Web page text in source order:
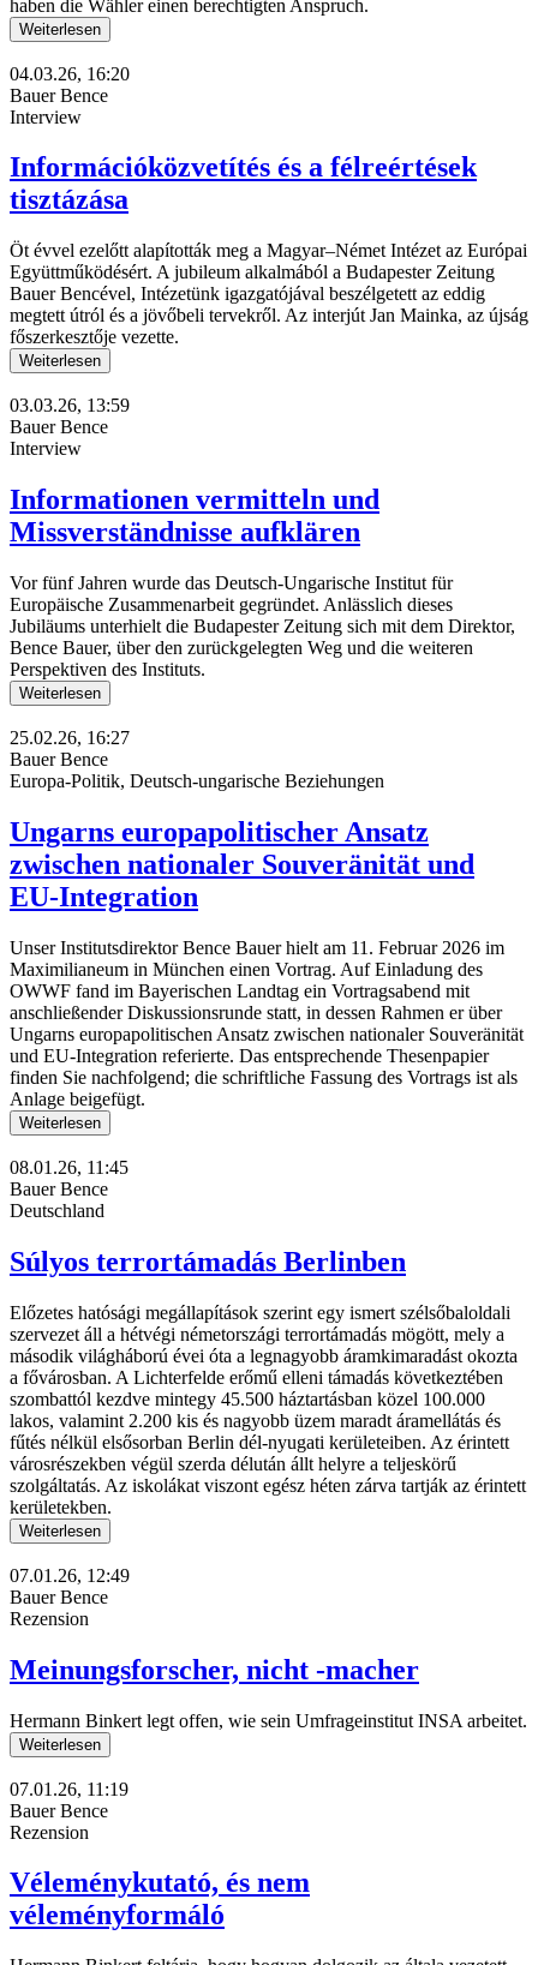
haben die Wähler einen berechtigten Anspruch.
Weiterlesen
04.03.26, 16:20
Bauer Bence
Interview
Információközvetítés és a félreértések
tisztázása
Öt évvel ezelőtt alapították meg a Magyar–Német Intézet az Európai
Együttműködésért. A jubileum alkalmából a Budapester Zeitung
Bauer Bencével, Intézetünk igazgatójával beszélgetett az eddig
megtett útról és a jövőbeli tervekről. Az interjút Jan Mainka, az újság
főszerkesztője vezette.
Weiterlesen
03.03.26, 13:59
Bauer Bence
Interview
Informationen vermitteln und
Missverständnisse aufklären
Vor fünf Jahren wurde das Deutsch-Ungarische Institut für
Europäische Zusammenarbeit gegründet. Anlässlich dieses
Jubiläums unterhielt die Budapester Zeitung sich mit dem Direktor,
Bence Bauer, über den zurückgelegten Weg und die weiteren
Perspektiven des Instituts.
Weiterlesen
25.02.26, 16:27
Bauer Bence
Europa-Politik, Deutsch-ungarische Beziehungen
Ungarns europapolitischer Ansatz
zwischen nationaler Souveränität und
EU-Integration
Unser Institutsdirektor Bence Bauer hielt am 11. Februar 2026 im
Maximilianeum in München einen Vortrag. Auf Einladung des
OWWF fand im Bayerischen Landtag ein Vortragsabend mit
anschließender Diskussionsrunde statt, in dessen Rahmen er über
Ungarns europapolitischen Ansatz zwischen nationaler Souveränität
und EU-Integration referierte. Das entsprechende Thesenpapier
finden Sie nachfolgend; die schriftliche Fassung des Vortrags ist als
Anlage beigefügt.
Weiterlesen
08.01.26, 11:45
Bauer Bence
Deutschland
Súlyos terrortámadás Berlinben
Előzetes hatósági megállapítások szerint egy ismert szélsőbaloldali
szervezet áll a hétvégi németországi terrortámadás mögött, mely a
második világháború évei óta a legnagyobb áramkimaradást okozta
a fővárosban. A Lichterfelde erőmű elleni támadás következtében
szombattól kezdve mintegy 45.500 háztartásban közel 100.000
lakos, valamint 2.200 kis és nagyobb üzem maradt áramellátás és
fűtés nélkül elsősorban Berlin dél-nyugati kerületeiben. Az érintett
városrészekben végül szerda délután állt helyre a teljeskörű
szolgáltatás. Az iskolákat viszont egész héten zárva tartják az érintett
kerületekben.
Weiterlesen
07.01.26, 12:49
Bauer Bence
Rezension
Meinungsforscher, nicht -macher
Hermann Binkert legt offen, wie sein Umfrageinstitut INSA arbeitet.
Weiterlesen
07.01.26, 11:19
Bauer Bence
Rezension
Véleménykutató, és nem
véleményformáló